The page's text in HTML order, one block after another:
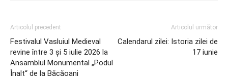
Articolul precedent
Festivalul Vasluiul Medieval
revine între 3 și 5 iulie 2026 la
Ansamblul Monumental „Podul
Înalt“ de la Băcăoani
Articolul următor
Calendarul zilei: Istoria zilei de
17 iunie